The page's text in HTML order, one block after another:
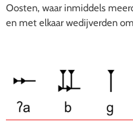
Oosten, waar inmiddels
en met elkaar wedijverden